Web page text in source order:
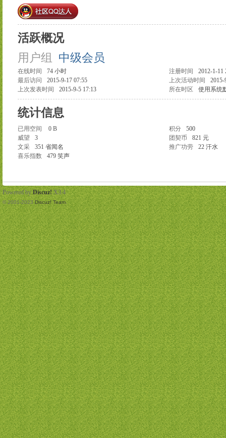
活跃概况
用户组 中级会员
在线时间 74 小时 注册时间
2012-1-11
最后访问
2015-9-17 07:55 上次活动时间
2015-
上次发表时间
2015-9-5 17:13 所在时区 使用系统
统计信息
已用空间 0 B 积分
500
威望
3 团契币
821 元
文采
351 省闻名 推广功劳
22 汗水
喜乐指数
479 笑声
Powered byDiscuz! X3.4
© 2001-2023Discuz! Team.